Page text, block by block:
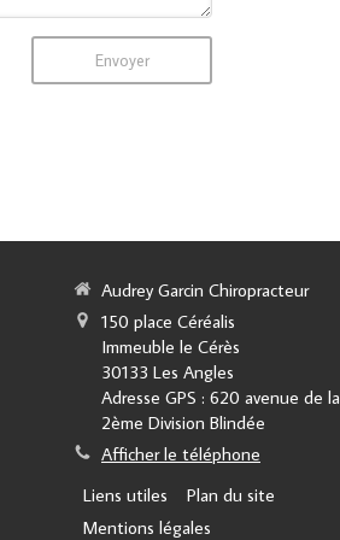
Envoyer
Audrey Garcin Chiropracteur
150 place Céréalis
Immeuble le Cérès
30133 Les Angles
Adresse GPS : 620 avenue de la
2ème Division Blindée
Afficher le téléphone
Liens utiles
Plan du site
Mentions légales